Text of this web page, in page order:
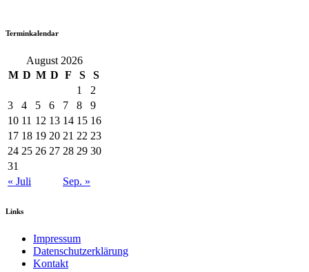
Terminkalendar
August 2026
M D M D F S
S
1
2
3
4 5 6 7 8
9
10 11 12 13 14 15 16
17 18 19 20 21 22 23
24 25 26 27 28 29 30
31
« Juli
Sep. »
Links
Impressum
Datenschutzerklärung
Kontakt